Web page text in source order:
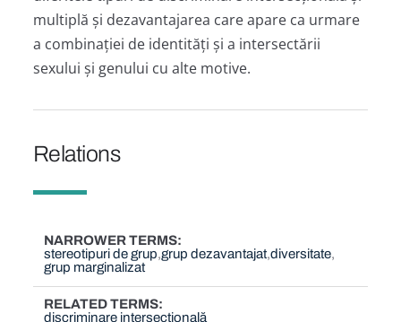
multiplă și dezavantajarea care apare ca urmare
a combinației de identități și a intersectării
sexului și genului cu alte motive.
Relations
NARROWER TERMS
stereotipuri de grup grup dezavantajat diversitate
grup marginalizat
RELATED TERMS
discriminare intersecțională